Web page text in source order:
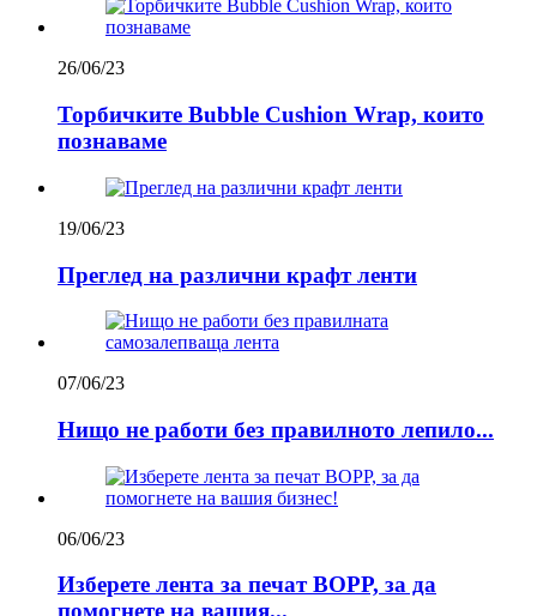
26/06/23
Торбичките Bubble Cushion Wrap, които
познаваме
19/06/23
Преглед на различни крафт ленти
07/06/23
Нищо не работи без правилното лепило...
06/06/23
Изберете лента за печат BOPP, за да